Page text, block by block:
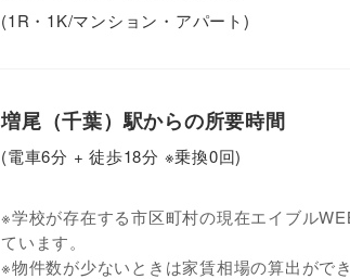
(1R・1K/マンション・アパート)
増尾（千葉）駅からの所要時間
(電車6分 + 徒歩18分 ※乗換0回)
※学校が存在する市区町村の現在エイブル
ています。
※物件数が少ないときは家賃相場の算出がで